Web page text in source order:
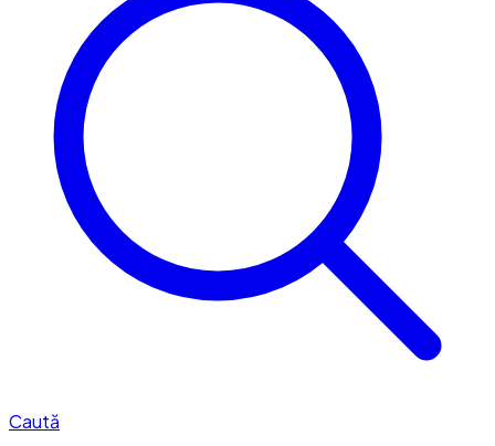
Caută